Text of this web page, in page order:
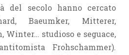
del secolo hanno cercato
Baeumker, Mitterer,
Winter… studioso e seguace,
Frohschammer).